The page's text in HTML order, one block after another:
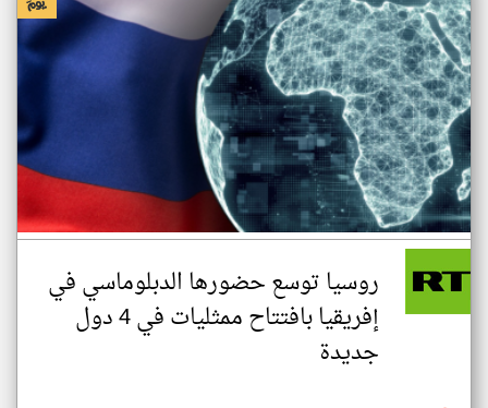
روسيا توسع حضورها الدبلوماسي في
إفريقيا بافتتاح ممثليات في 4 دول
جديدة